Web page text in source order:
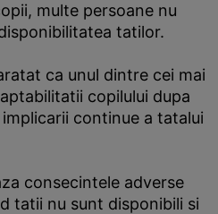
multe persoane nu
tatilor.
ca unul dintre cei mai
copilului dupa
continue a tatalui
consecintele adverse
tatii nu sunt disponibili si